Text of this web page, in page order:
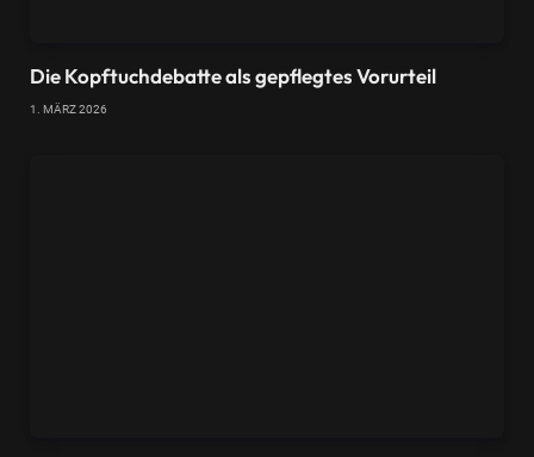
Die Kopftuchdebatte als gepflegtes Vorurteil
1. MÄRZ 2026